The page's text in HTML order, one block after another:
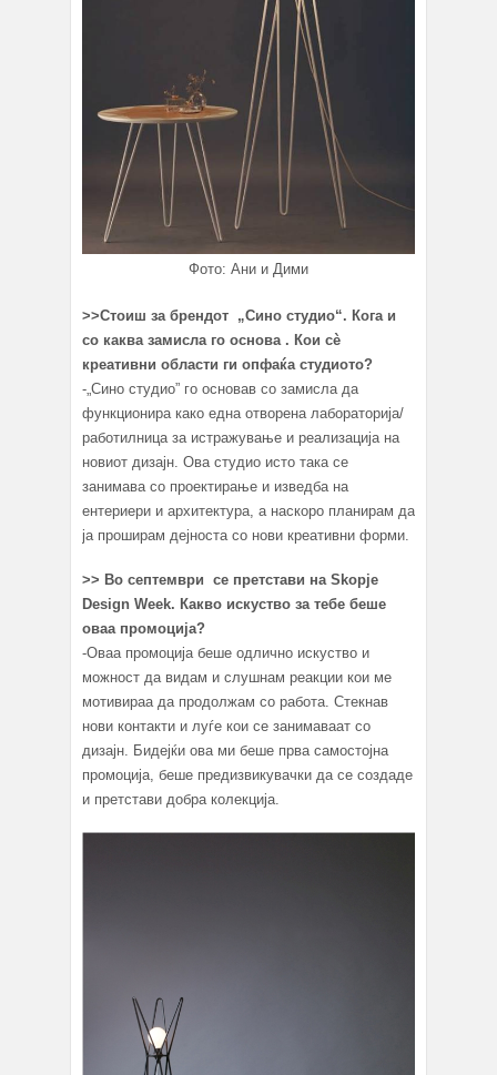
Фото: Ани и Дими
>>Стоиш за брендот „Сино студио“. Кога и
со каква замисла го основа . Кои сè
креативни области ги опфаќа студиото?
-„Сино студио” го основав со замисла да
функционира како една отворена лабораторија/
работилница за истражување и реализација на
новиот дизајн. Ова студио исто така се
занимава со проектирање и изведба на
ентериери и архитектура, а наскоро планирам да
ја проширам дејноста со нови креативни форми.
>> Во септември се претстави на Skopje
Design Week. Какво искуство за тебе беше
оваа промоција?
-Оваа промоција беше одлично искуство и
можност да видам и слушнам реакции кои ме
мотивираа да продолжам со работа. Стекнав
нови контакти и луѓе кои се занимаваат со
дизајн. Бидејќи ова ми беше прва самостојна
промоција, беше предизвикувачки да се создаде
и претстави добра колекција.